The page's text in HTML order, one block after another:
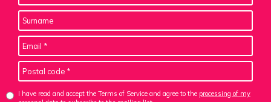
I have read and accept the Terms of Service and agree to the processing of my